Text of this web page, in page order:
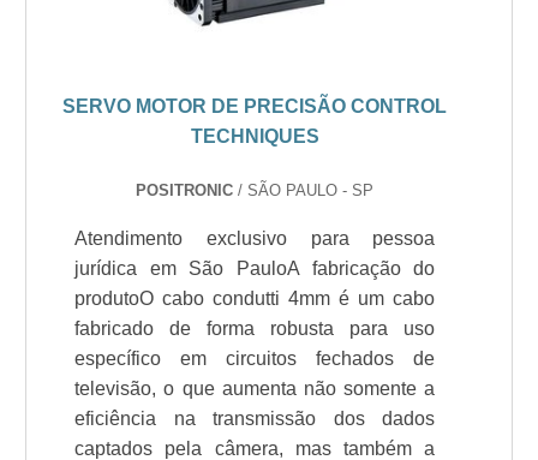
SERVO MOTOR DE PRECISÃO CONTROL
TECHNIQUES
POSITRONIC / SÃO PAULO - SP
Atendimento exclusivo para pessoa
jurídica em São PauloA fabricação do
produtoO cabo condutti 4mm é um cabo
fabricado de forma robusta para uso
específico em circuitos fechados de
televisão, o que aumenta não somente a
eficiência na transmissão dos dados
captados pela câmera, mas também a